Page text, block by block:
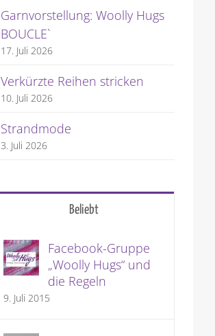
Garnvorstellung: Woolly Hugs
BOUCLE`
17. Juli 2026
Verkürzte Reihen stricken
10. Juli 2026
Strandmode
3. Juli 2026
Beliebt
Facebook-Gruppe
„Woolly Hugs“ und
die Regeln
9. Juli 2015